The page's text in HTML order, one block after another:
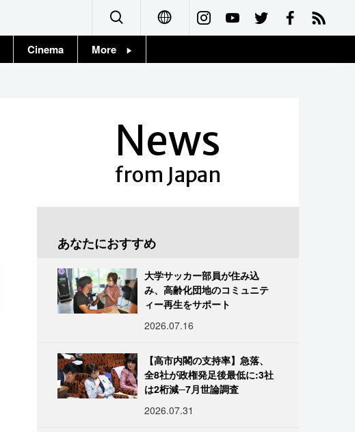
Français
Cinema More
News
from Japan
あなたにおすすめ
大学サッカー部員が住み込
み、高齢化団地のコミュニテ
ィー再生をサポート
2026.07.16
【高市内閣の支持率】急落、
全8社が政権発足後最低に:3社
は2桁減─7月世論調査
2026.07.31